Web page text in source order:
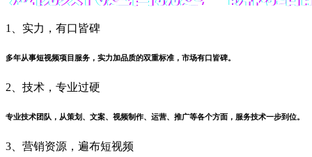
1、实力，有口皆碑
多年从事短视频项目服务，实力加品质的双重标准，市场有口皆碑。
2、技术，专业过硬
专业技术团队，从策划、文案、视频制作、运营、推广等各个方面，服务技术一步到位。
3、营销资源，遍布短视频